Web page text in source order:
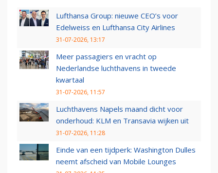
Lufthansa Group: nieuwe CEO’s voor
Edelweiss en Lufthansa City Airlines
31-07-2026, 13:17
Meer passagiers en vracht op
Nederlandse luchthavens in tweede
kwartaal
31-07-2026, 11:57
Luchthavens Napels maand dicht voor
onderhoud: KLM en Transavia wijken uit
31-07-2026, 11:28
Einde van een tijdperk: Washington Dulles
neemt afscheid van Mobile Lounges